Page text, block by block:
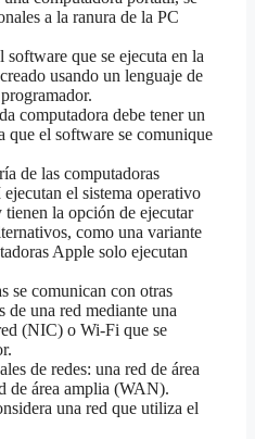
a la ranura de la PC
que se ejecuta en la
usando un lenguaje de
computadora debe tener un
que el software se comunique
de las computadoras
el sistema operativo
la opción de ejecutar
como una variante
Apple solo ejecutan
se comunican con otras
de una red mediante una
(NIC) o Wi-Fi que se
de redes: una red de área
de área amplia (WAN).
una red que utiliza el